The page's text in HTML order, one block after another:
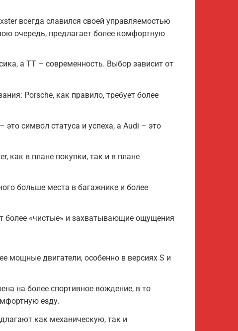
всегда славился своей управляемостью
очередь, предлагает более комфортную
а TT – современность. Выбор зависит от
Porsche, как правило, требует более
символ статуса и успеха, а Audi – это
как в плане покупки, так и в плане
больше места в багажнике и более
более «чистые» и захватывающие ощущения
мощные двигатели, особенно в версиях S и
на более спортивное вождение, в то
езду.
как механическую, так и